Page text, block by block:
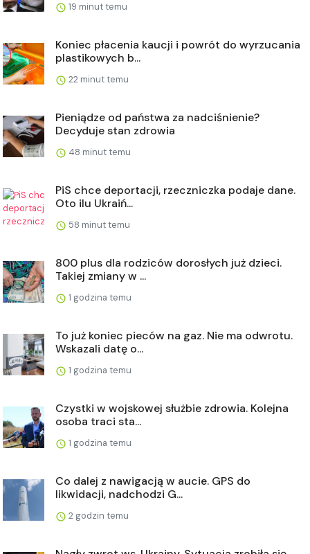
19 minut temu
Koniec płacenia kaucji i powrót do wyrzucania
plastikowych b...
22 minut temu
Pieniądze od państwa za nadciśnienie?
Decyduje stan zdrowia
48 minut temu
PiS chce deportacji, rzeczniczka podaje dane.
Oto ilu Ukraiń...
58 minut temu
800 plus dla rodziców dorosłych już dzieci.
Takiej zmiany w ...
1 godzina temu
To już koniec pieców na gaz. Nie ma odwrotu.
Wskazali datę o...
1 godzina temu
Czystki w wojskowej służbie zdrowia. Kolejna
osoba traci sta...
1 godzina temu
Co dalej z nawigacją w aucie. GPS do
likwidacji, nadchodzi G...
2 godzin temu